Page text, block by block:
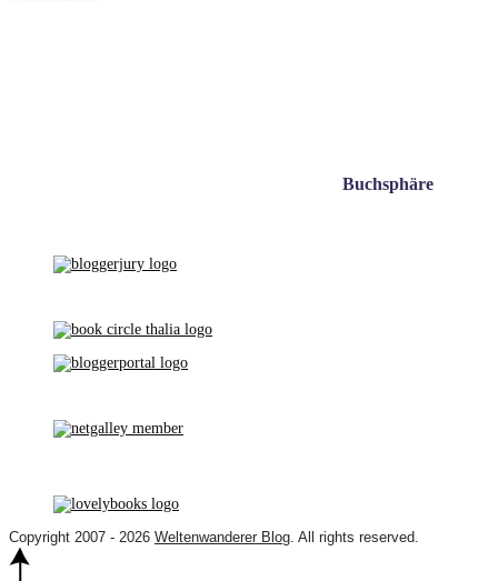
Buchsphäre
Copyright 2007 - 2026 Weltenwanderer Blog. All rights reserved.